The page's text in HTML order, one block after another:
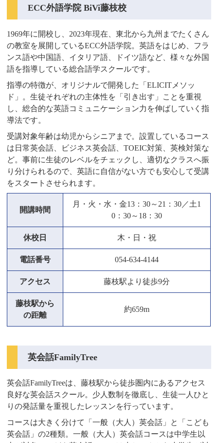
ECC外語学院 BiVi藤枝校
1969年に開校し、2023年現在、東北から九州までたくさん
の教室を展開しているECC外語学院。英語をはじめ、フラ
ンス語や中国語、イタリア語、ドイツ語など、様々な外国
語を指導している総合語学スクールです。
指導の特徴が、オリジナルで開発した「ELICITメソッ
ド」。生徒それぞれの主体性を「引き出す」ことを重視
し、総合的な英語コミュニケーション力を伸ばしていく指
導法です。
受講対象年齢は幼児からシニアまで。設置しているコース
は日常英会話、ビジネス英会話、TOEIC対策、英検対策な
ど。事前に生徒のレベルをチェックし、適切なクラスへ振
り分けられるので、英語に自信がない方でも安心して受講
をスタートさせられます。
開講時間
月・火・水・金13：30～21：30／土1
0：30～18：30
休校日 木・日・祝
電話番号 054-634-4144
アクセス 藤枝駅より徒歩9分
藤枝駅から
の距離
約659m
英会話FamilyTree
英会話FamilyTreeは、藤枝駅から徒歩圏内にあるアクセス
良好な英会話スクール。少人数制を徹底し、生徒一人ひと
りの発話量を重視したレッスンを行っています。
コースは大きく分けて「一般（大人）英会話」と「こども
英会話」の2種類。一般（大人）英会話コースは中学生以